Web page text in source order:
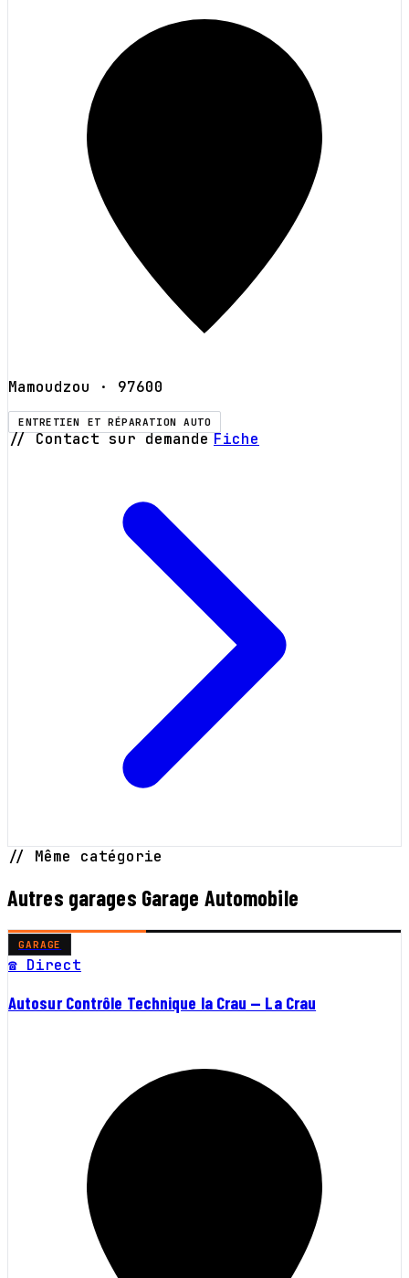
Mamoudzou · 97600
ENTRETIEN ET RÉPARATION AUTO
// Contact sur demande Fiche
// Même catégorie
Autres garages Garage Automobile
GARAGE
☎ Direct
Autosur Contrôle Technique la Crau — La Crau